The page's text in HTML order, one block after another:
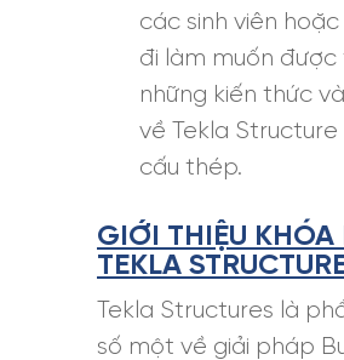
các sinh viên
đi làm muốn được
những kiến thức
về Tekla
cấu thép.
GIỚI THIỆU KHÓA
TEKLA
Tekla Structures là
số một về giải pháp